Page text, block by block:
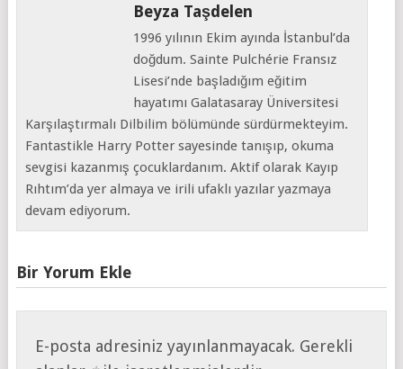
Beyza Taşdelen
1996 yılının Ekim ayında İstanbul’da
doğdum. Sainte Pulchérie Fransız
Lisesi’nde başladığım eğitim
hayatımı Galatasaray Üniversitesi
Karşılaştırmalı Dilbilim bölümünde sürdürmekteyim.
Fantastikle Harry Potter sayesinde tanışıp, okuma
sevgisi kazanmış çocuklardanım. Aktif olarak Kayıp
Rıhtım’da yer almaya ve irili ufaklı yazılar yazmaya
devam ediyorum.
Bir Yorum Ekle
E-posta adresiniz yayınlanmayacak. Gerekli